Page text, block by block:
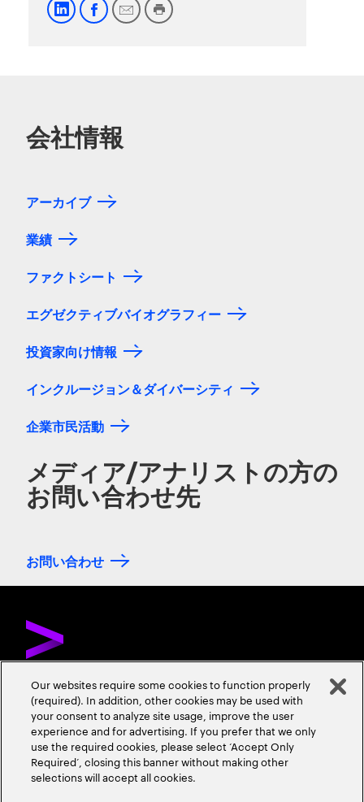
会社情報
アーカイブ
業績
ファクトシート
エグゼクティブバイオグラフィー
投資家向け情報
インクルージョン＆ダイバーシティ
企業市民活動
メディア/アナリストの方の
お問い合わせ先
お問い合わせ
お問い合わせ採用情報会社情報
Our websites require some cookies to function properly
(required). In addition, other cookies may be used with
your consent to analyze site usage, improve the user
experience and for advertising. If you prefer that we only
use the required cookies, please select ‘Accept Only
Required’, closing this banner without making other
selections will accept all cookies.